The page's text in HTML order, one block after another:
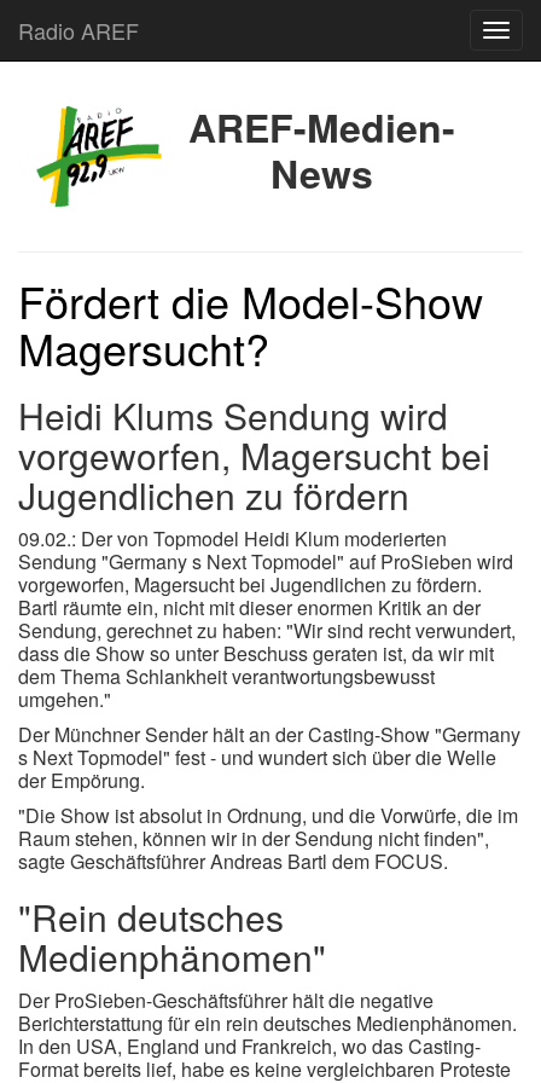
Radio AREF
AREF-Medien-
News
Fördert die Model-Show
Magersucht?
Heidi Klums Sendung wird
vorgeworfen, Magersucht bei
Jugendlichen zu fördern
09.02.: Der von Topmodel Heidi Klum moderierten
Sendung "Germany s Next Topmodel" auf ProSieben wird
vorgeworfen, Magersucht bei Jugendlichen zu fördern.
Bartl räumte ein, nicht mit dieser enormen Kritik an der
Sendung, gerechnet zu haben: "Wir sind recht verwundert,
dass die Show so unter Beschuss geraten ist, da wir mit
dem Thema Schlankheit verantwortungsbewusst
umgehen."
Der Münchner Sender hält an der Casting-Show "Germany
s Next Topmodel" fest - und wundert sich über die Welle
der Empörung.
"Die Show ist absolut in Ordnung, und die Vorwürfe, die im
Raum stehen, können wir in der Sendung nicht finden",
sagte Geschäftsführer Andreas Bartl dem FOCUS.
"Rein deutsches
Medienphänomen"
Der ProSieben-Geschäftsführer hält die negative
Berichterstattung für ein rein deutsches Medienphänomen.
In den USA, England und Frankreich, wo das Casting-
Format bereits lief, habe es keine vergleichbaren Proteste